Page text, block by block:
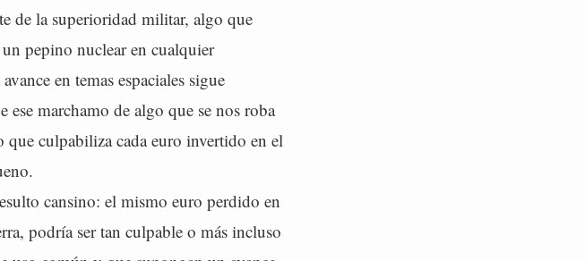
de la superioridad militar, algo que
pepino nuclear en cualquier
en temas espaciales sigue
ese marchamo de algo que se nos roba
culpabiliza cada euro invertido en el
cansino: el mismo euro perdido en
podría ser tan culpable o más incluso